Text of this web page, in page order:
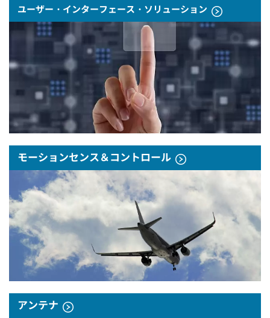
ユーザー・インターフェース・ソリューション
モーションセンス＆コントロール
アンテナ